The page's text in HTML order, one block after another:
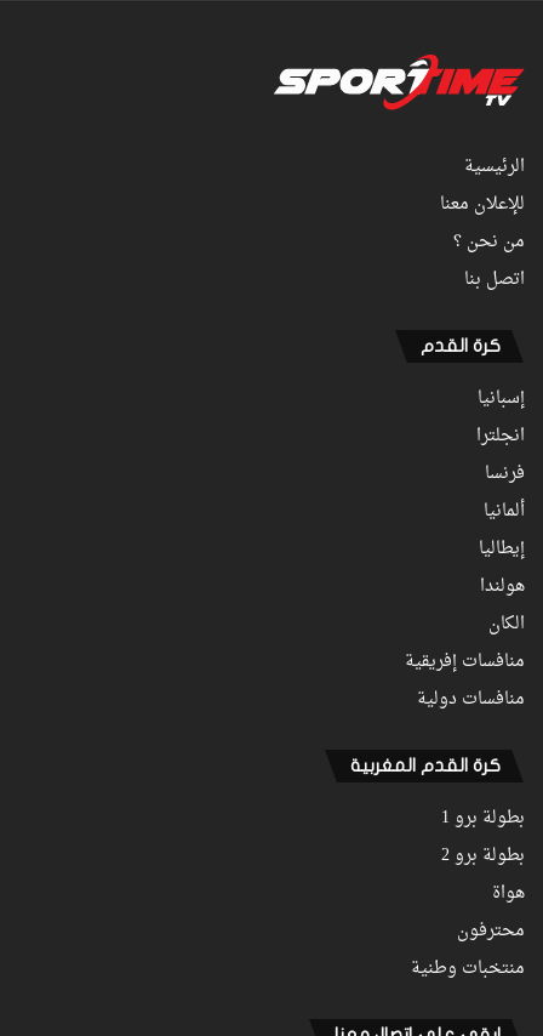
الرئيسية
للإعلان معنا
من نحن ؟
اتصل بنا
كرة القدم
إسبانيا
انجلترا
فرنسا
ألمانيا
إيطاليا
هولندا
الكان
منافسات إفريقية
منافسات دولية
كرة القدم المغربية
بطولة برو 1
بطولة برو 2
هواة
محترفون
منتخبات وطنية